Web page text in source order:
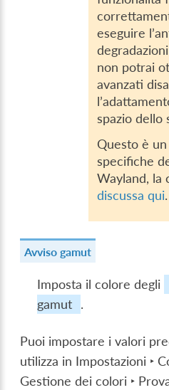
eseguire
non potrai
avanzati
spazio dello
Questo è
specifiche
Wayland, la
discussa qui.
Avviso gamut
Imposta il colore degli
gamut
.
Puoi impostare i valori
utilizza in Impostazioni ‣
Gestione dei colori ‣